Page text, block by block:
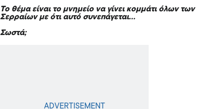
Το θέμα είναι το μνημείο να γίνει κομμάτι όλων των
Σερραίων με ότι αυτό συνεπάγεται…
Σωστά;